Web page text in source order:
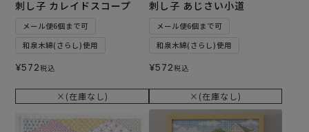
刺し子 カレイドスコープ
メール便6個まで可
和泉木綿(さらし)使用
¥572税込
×(在庫なし)
刺し子 あじさい小道
メール便6個まで可
和泉木綿(さらし)使用
¥572税込
×(在庫なし)